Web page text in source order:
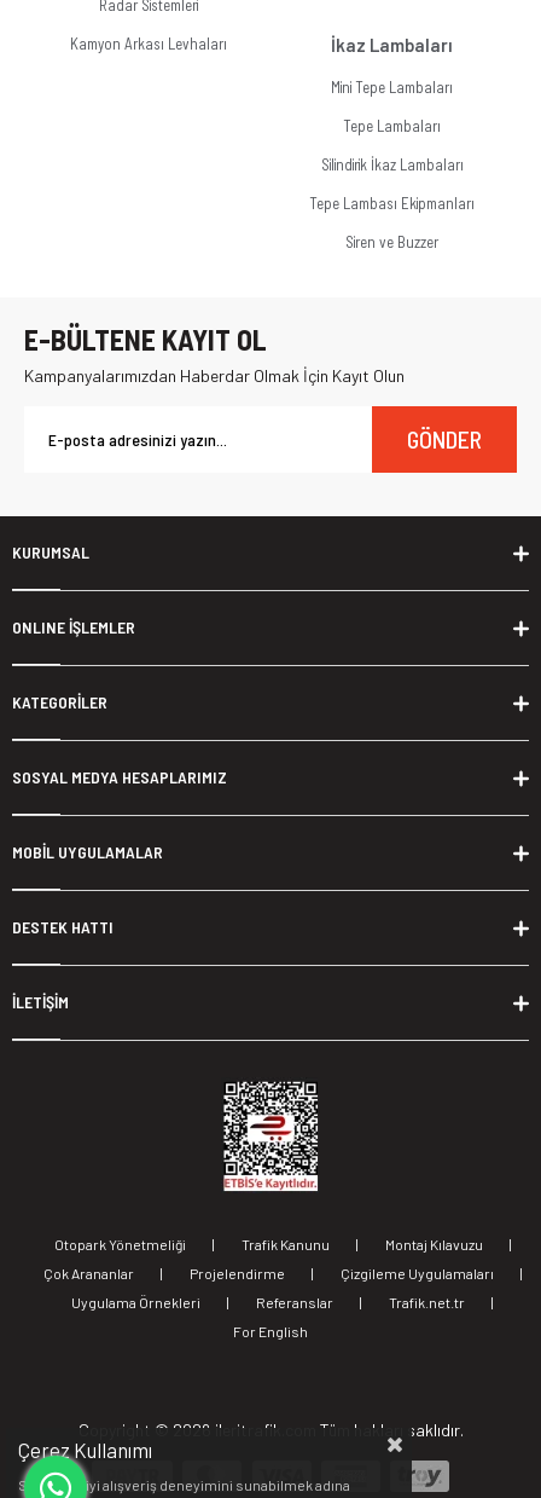
Radar Sistemleri
Kamyon Arkası Levhaları
İkaz Lambaları
Mini Tepe Lambaları
Tepe Lambaları
Silindirik İkaz Lambaları
Tepe Lambası Ekipmanları
Siren ve Buzzer
E-BÜLTENE KAYIT OL
Kampanyalarımızdan Haberdar Olmak İçin Kayıt Olun
GÖNDER
KURUMSAL
ONLINE İŞLEMLER
KATEGORİLER
SOSYAL MEDYA HESAPLARIMIZ
MOBİL UYGULAMALAR
DESTEK HATTI
İLETİŞİM
Otopark Yönetmeliği | Trafik Kanunu | Montaj Kılavuzu
|
Çok Arananlar
| Projelendirme | Çizgileme Uygulamaları
|
Uygulama Örnekleri
| Referanslar | Trafik.net.tr
|
For English
Copyright © 2026 ileritrafik.com Tüm hakları saklıdır.
Çerez Kullanımı
Sizlere en iyi alışveriş deneyimini sunabilmek adına